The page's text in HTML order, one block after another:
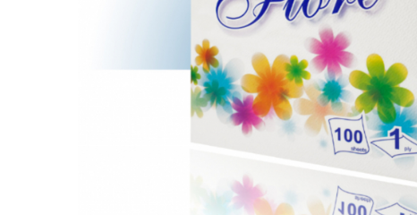
Echipamente de curăţenie
Folie aluminiu,folie alimentara